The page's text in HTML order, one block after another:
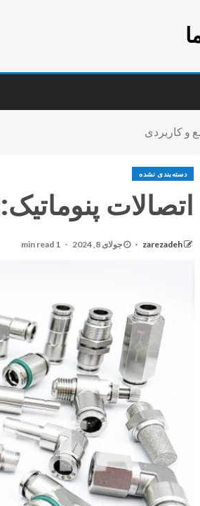
و کاربردی
دسته‌بندی نشده
اتصالات
zarezadeh جولای 8, 2024 1 min read